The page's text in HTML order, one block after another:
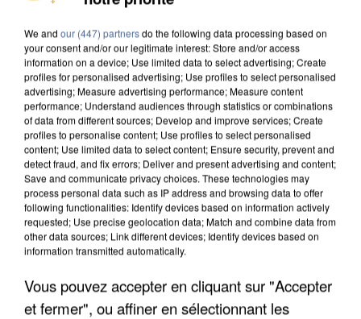
APRÈS TOUTES CES CANICULES, LES REFUGES
DE FAUNE SAUVAGE SONT...
We and our (447) partnersdo the following data processing based on
your consent and/or our legitimate interest: Store and/or access
information on a device; Use limited data to select advertising; Create
profiles for personalised advertising; Use profiles to select personalised
advertising; Measure advertising performance; Measure content
performance; Understand audiences through statistics or combinations
of data from different sources; Develop and improve services; Create
profiles to personalise content; Use profiles to select personalised
content; Use limited data to select content; Ensure security, prevent and
detect fraud, and fix errors; Deliver and present advertising and content;
Save and communicate privacy choices. These technologies may
process personal data such as IP address and browsing data to offer
following functionalities: Identify devices based on information actively
requested; Use precise geolocation data; Match and combine data from
other data sources; Link different devices; Identify devices based on
information transmitted automatically.
Vous pouvez accepter en cliquant sur "Accepter
et fermer", ou affiner en sélectionnant les